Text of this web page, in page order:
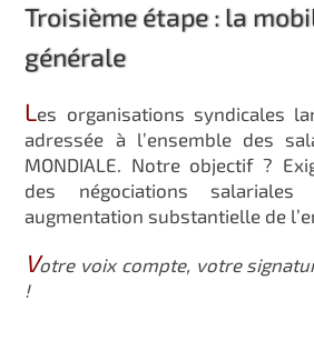
Troisième étape : la
générale
L es organisations syndicales
adressée à l’ensemble des
MONDIALE. Notre objectif ?
des négociations
augmentation substantielle de
Votre voix compte, votre
!